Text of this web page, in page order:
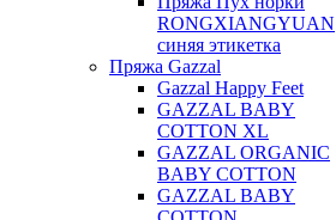
RONGXIANGYUAN
синяя этикетка
Пряжа Gazzal
Gazzal Happy Feet
GAZZAL BABY
COTTON XL
GAZZAL ORGANIC
BABY COTTON
GAZZAL BABY